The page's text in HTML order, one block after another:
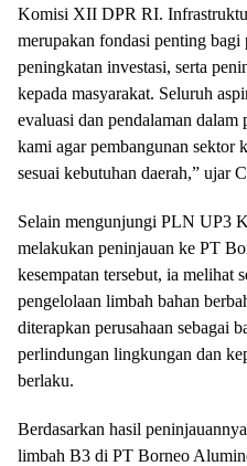
Komisi XII DPR RI.
merupakan fondasi penting
peningkatan investasi, serta
kepada masyarakat. Seluruh
evaluasi dan pendalaman dalam
kami agar pembangunan sektor
sesuai kebutuhan daerah,” ujar
Selain mengunjungi PLN UP3
melakukan peninjauan ke PT
kesempatan tersebut, ia melihat
pengelolaan limbah bahan
diterapkan perusahaan sebagai
perlindungan lingkungan dan
berlaku.
Berdasarkan hasil
limbah B3 di PT Borneo